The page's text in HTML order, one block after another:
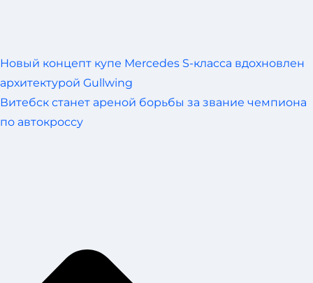
Новый концепт купе Mercedes S-класса вдохновлен
архитектурой Gullwing
Витебск станет ареной борьбы за звание чемпиона
по автокроссу